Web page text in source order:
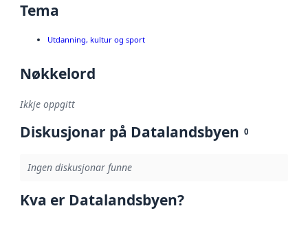
Tema
Utdanning, kultur og sport
Nøkkelord
Ikkje oppgitt
Diskusjonar på Datalandsbyen 0
Ingen diskusjonar funne
Kva er Datalandsbyen?